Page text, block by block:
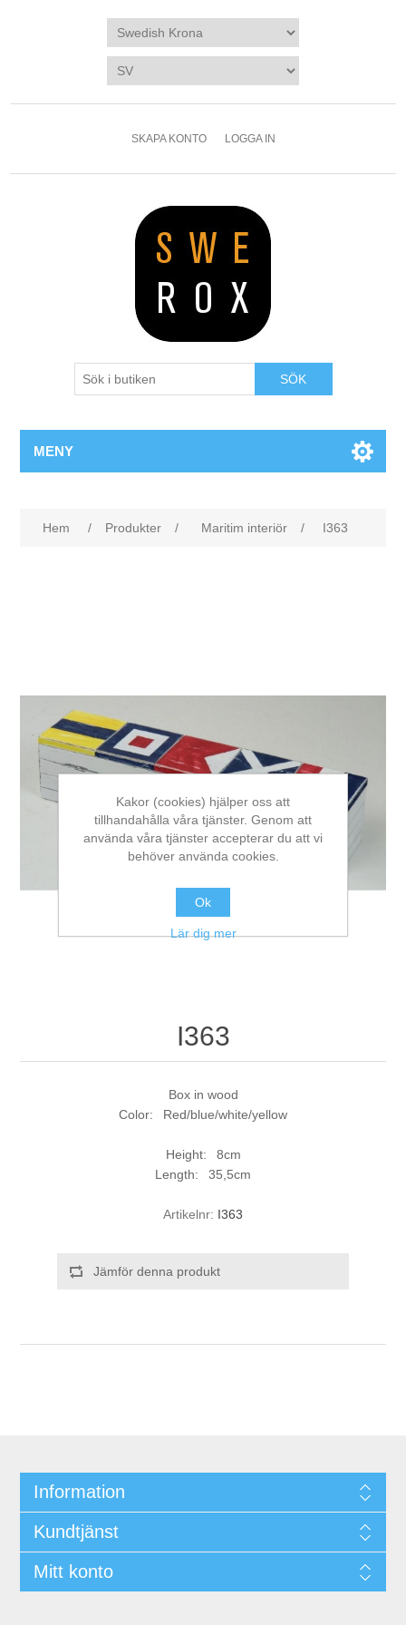
SKAPA KONTO LOGGA IN
SÖK
MENY
Hem / Produkter / Maritim interiör / I363
I363
Box in wood
Color: Red/blue/white/yellow
Height: 8cm
Length: 35,5cm
Artikelnr: I363
Jämför denna produkt
Information
Kundtjänst
Mitt konto
Kakor (cookies) hjälper oss att
tillhandahålla våra tjänster. Genom att
använda våra tjänster accepterar du att vi
behöver använda cookies.
Ok
Lär dig mer